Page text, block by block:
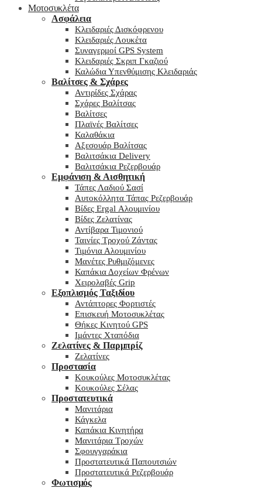
Μοτοσυκλέτα
Ασφάλεια
Κλειδαριές Δισκόφρενου
Κλειδαριές Λουκέτα
Συναγερμοί GPS System
Κλειδαριές Σκριπ Γκαζιού
Καλώδια Υπενθύμισης Κλειδαριάς
Βαλίτσες & Σχάρες
Αντιρίδες Σχάρας
Σχάρες Βαλίτσας
Βαλίτσες
Πλαϊνές Βαλίτσες
Καλαθάκια
Αξεσουάρ Βαλίτσας
Βαλιτσάκια Delivery
Βαλιτσάκια Ρεζερβουάρ
Εμφάνιση & Αισθητική
Τάπες Λαδιού Σασί
Αυτοκόλλητα Τάπας Ρεζερβουάρ
Βίδες Ergal Αλουμινίου
Βίδες Ζελατίνας
Αντίβαρα Τιμονιού
Ταινίες Τροχού Ζάντας
Τιμόνια Αλουμινίου
Μανέτες Ρυθμιζόμενες
Καπάκια Δοχείων Φρένων
Χειρολαβές Grip
Εξοπλισμός Ταξιδίου
Αντάπτορες Φορτιστές
Επισκευή Μοτοσυκλέτας
Θήκες Κινητού GPS
Ιμάντες Χταπόδια
Ζελατίνες & Παρμπρίζ
Ζελατίνες
Προστασία
Κουκούλες Μοτοσυκλέτας
Κουκούλες Σέλας
Προστατευτικά
Μανιτάρια
Κάγκελα
Καπάκια Κινητήρα
Μανιτάρια Τροχών
Σφουγγαράκια
Προστατευτικά Παπουτσιών
Προστατευτικά Ρεζερβουάρ
Φωτισμός